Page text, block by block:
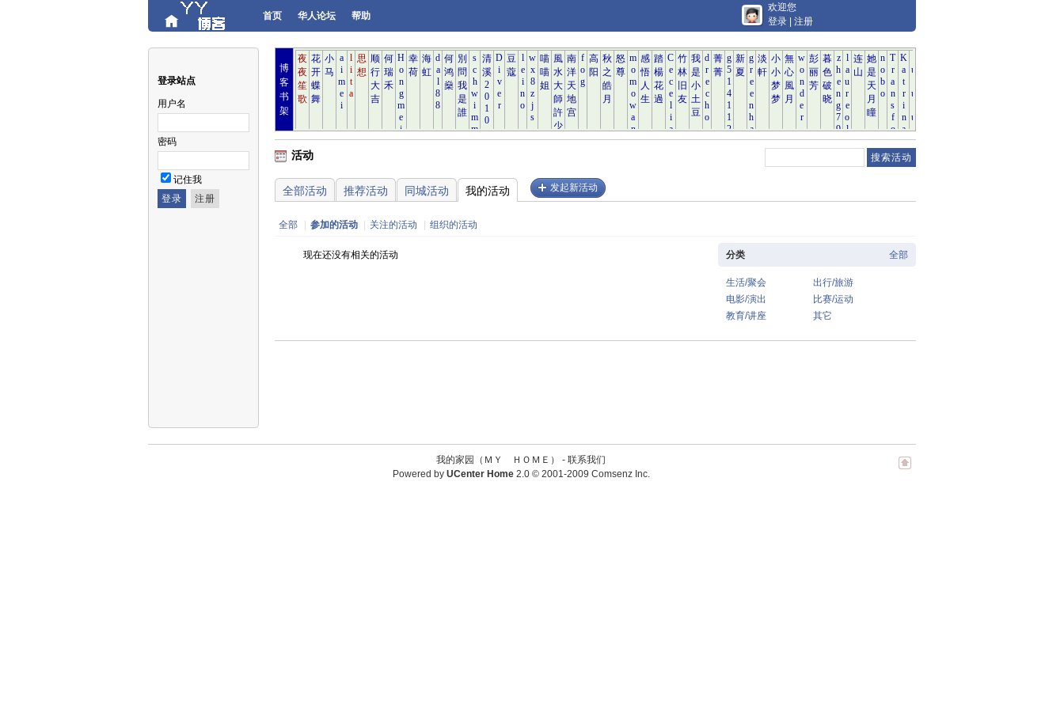
首页 华人论坛 帮助
欢迎您
登录
注册
登录站点
用户名
密码
记住我
博
客
书
架
活动
全部活动 推荐活动 同城活动 我的活动 发起新活动
全部 参加的活动 关注的活动 组织的活动
现在还没有相关的活动 全部
分类
生活/聚会
出行/旅游
电影/演出
比赛/运动
教育/讲座
其它
我的家园（ＭＹ ＨＯＭＥ） - 联系我们
Powered by UCenter Home 2.0© 2001-2009 Comsenz Inc.